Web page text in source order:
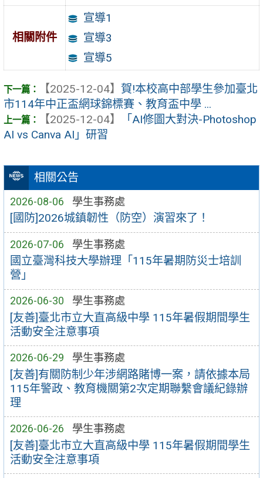
相關公告
2026-08-06 學生事務處
[國防]2026城鎮韌性（防空）演習來了！
2026-07-06 學生事務處
國立臺灣科技大學辦理「115年暑期防災士培訓
營」
2026-06-30 學生事務處
[友善]臺北市立大直高級中學 115年暑假期間學生
活動安全注意事項
2026-06-29 學生事務處
[友善]有關防制少年涉網路賭博一案，請依據本局
115年警政、教育機關第2次定期聯繫會議紀錄辦
理
2026-06-26 學生事務處
[友善]臺北市立大直高級中學 115年暑假期間學生
活動安全注意事項
相關附件
宣導1
宣導3
宣導5
【2025-12-04】 賀!本校高中部學生參加臺北
市114年中正盃網球錦標賽、教育盃中學 ...
【2025-12-04】
「AI修圖大對決-Photoshop
AI vs Canva AI」研習